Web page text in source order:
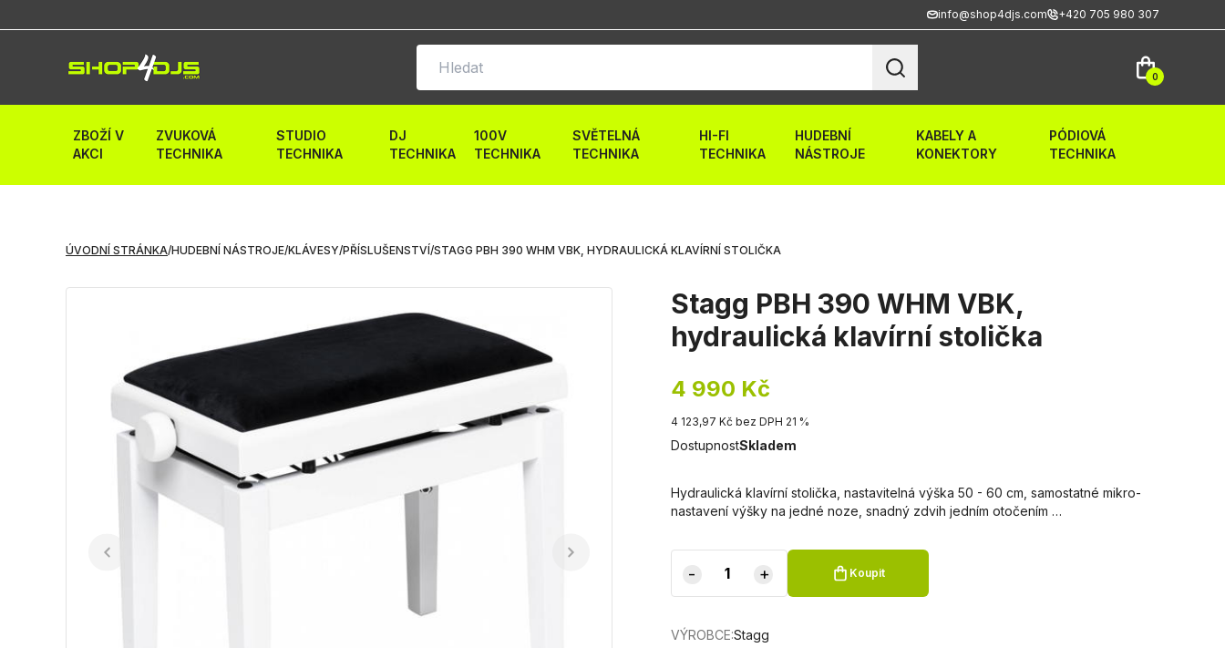
info@shop4djs.com +420 705 980 307
0
ZBOŽÍ V
AKCI
ZVUKOVÁ
TECHNIKA
STUDIO
TECHNIKA
DJ
TECHNIKA
100V
TECHNIKA
SVĚTELNÁ
TECHNIKA
HI-FI
TECHNIKA
HUDEBNÍ
NÁSTROJE
KABELY A
KONEKTORY
PÓDIOVÁ
TECHNIKA
ÚVODNÍ STRÁNKA/HUDEBNÍ NÁSTROJE/KLÁVESY/PŘÍSLUŠENSTVÍ/STAGG PBH 390 WHM VBK, HYDRAULICKÁ KLAVÍRNÍ STOLIČKA
Stagg PBH 390 WHM VBK,
hydraulická klavírní stolička
4 990 Kč
4 123,97 Kč bez DPH 21 %
DostupnostSkladem
Hydraulická klavírní stolička, nastavitelná výška 50 - 60 cm, samostatné mikro-
nastavení výšky na jedné noze, snadný zdvih jedním otočením …
- + Koupit
VÝROBCE:Stagg